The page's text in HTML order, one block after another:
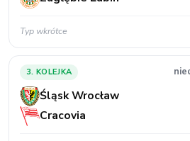
Typ wkrótce
3. KOLEJKA
Śląsk Wrocław
Cracovia